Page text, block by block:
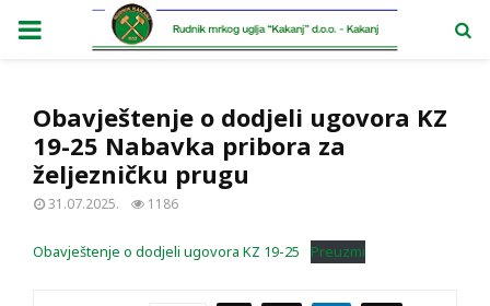
PRIMARY
Obavještenje o dodjeli ugovora KZ
19-25 Nabavka pribora za
željezničku prugu
31.07.2025. 1186
Obavještenje o dodjeli ugovora KZ 19-25 Preuzmi